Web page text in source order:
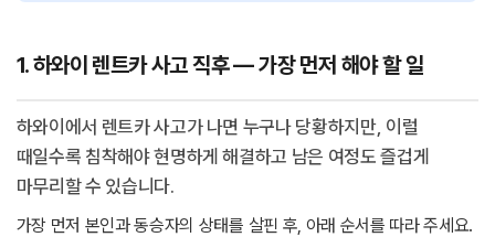
1. 하와이 렌트카 사고 직후 — 가장 먼저 해야 할 일
하와이에서 렌트카 사고가 나면 누구나 당황하지만, 이럴
때일수록 침착해야 현명하게 해결하고 남은 여정도 즐겁게
마무리할 수 있습니다.
가장 먼저 본인과 동승자의 상태를 살핀 후, 아래 순서를 따라 주세요.